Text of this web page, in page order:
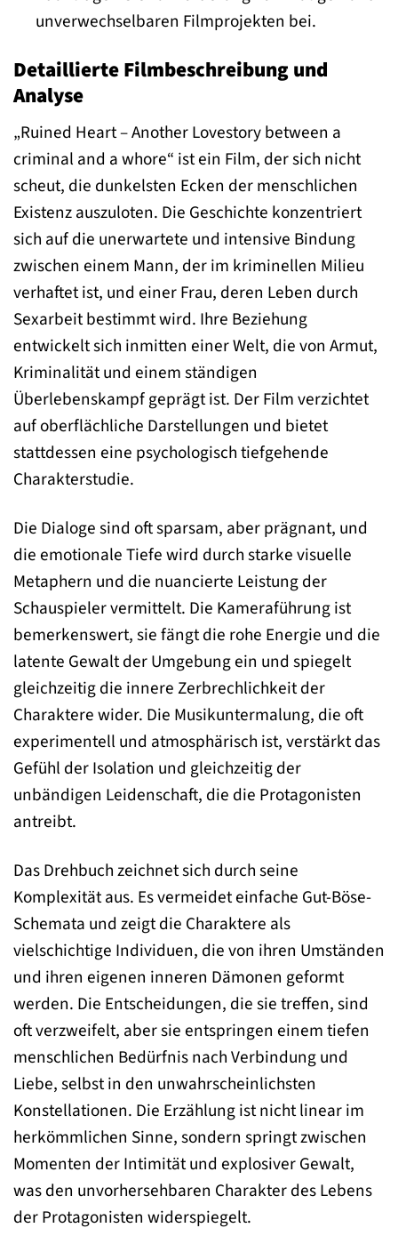
unverwechselbaren Filmprojekten bei.
Detaillierte Filmbeschreibung und
Analyse
„Ruined Heart – Another Lovestory between a
criminal and a whore“ ist ein Film, der sich nicht
scheut, die dunkelsten Ecken der menschlichen
Existenz auszuloten. Die Geschichte konzentriert
sich auf die unerwartete und intensive Bindung
zwischen einem Mann, der im kriminellen Milieu
verhaftet ist, und einer Frau, deren Leben durch
Sexarbeit bestimmt wird. Ihre Beziehung
entwickelt sich inmitten einer Welt, die von Armut,
Kriminalität und einem ständigen
Überlebenskampf geprägt ist. Der Film verzichtet
auf oberflächliche Darstellungen und bietet
stattdessen eine psychologisch tiefgehende
Charakterstudie.
Die Dialoge sind oft sparsam, aber prägnant, und
die emotionale Tiefe wird durch starke visuelle
Metaphern und die nuancierte Leistung der
Schauspieler vermittelt. Die Kameraführung ist
bemerkenswert, sie fängt die rohe Energie und die
latente Gewalt der Umgebung ein und spiegelt
gleichzeitig die innere Zerbrechlichkeit der
Charaktere wider. Die Musikuntermalung, die oft
experimentell und atmosphärisch ist, verstärkt das
Gefühl der Isolation und gleichzeitig der
unbändigen Leidenschaft, die die Protagonisten
antreibt.
Das Drehbuch zeichnet sich durch seine
Komplexität aus. Es vermeidet einfache Gut-Böse-
Schemata und zeigt die Charaktere als
vielschichtige Individuen, die von ihren Umständen
und ihren eigenen inneren Dämonen geformt
werden. Die Entscheidungen, die sie treffen, sind
oft verzweifelt, aber sie entspringen einem tiefen
menschlichen Bedürfnis nach Verbindung und
Liebe, selbst in den unwahrscheinlichsten
Konstellationen. Die Erzählung ist nicht linear im
herkömmlichen Sinne, sondern springt zwischen
Momenten der Intimität und explosiver Gewalt,
was den unvorhersehbaren Charakter des Lebens
der Protagonisten widerspiegelt.